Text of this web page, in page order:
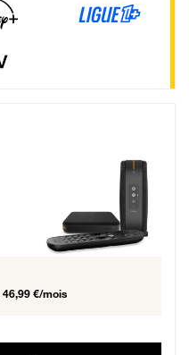
51,99 € par mois, Engagement 12 mois
46,99 €/mois